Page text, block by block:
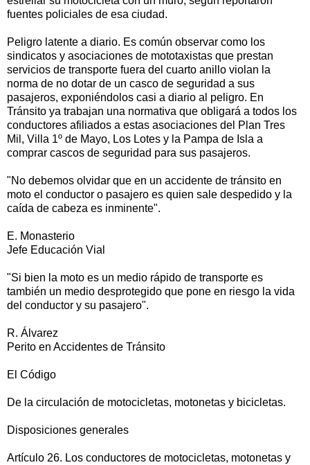
fuentes policiales de esa ciudad.
Peligro latente a diario. Es común observar como los
sindicatos y asociaciones de mototaxistas que prestan
servicios de transporte fuera del cuarto anillo violan la
norma de no dotar de un casco de seguridad a sus
pasajeros, exponiéndolos casi a diario al peligro. En
Tránsito ya trabajan una normativa que obligará a todos los
conductores afiliados a estas asociaciones del Plan Tres
Mil, Villa 1º de Mayo, Los Lotes y la Pampa de Isla a
comprar cascos de seguridad para sus pasajeros.
"No debemos olvidar que en un accidente de tránsito en
moto el conductor o pasajero es quien sale despedido y la
caída de cabeza es inminente".
E. Monasterio
Jefe Educación Vial
"Si bien la moto es un medio rápido de transporte es
también un medio desprotegido que pone en riesgo la vida
del conductor y su pasajero".
R. Álvarez
Perito en Accidentes de Tránsito
El Código
De la circulación de motocicletas, motonetas y bicicletas.
Disposiciones generales
Artículo 26. Los conductores de motocicletas, motonetas y